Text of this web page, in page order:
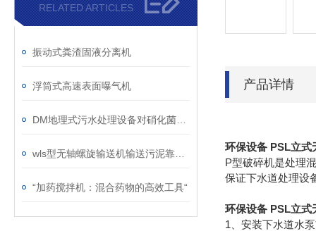
RELATED ARTICLES
振动式粪渣固液分离机
浮筒式高速表面曝气机
“加药搅拌机：混合药物的高效工具“
产品详情
环保设备 PSL立式
P型破碎机是处理
保证下水道处理设
环保设备 PSL立式
1、安装下水道水